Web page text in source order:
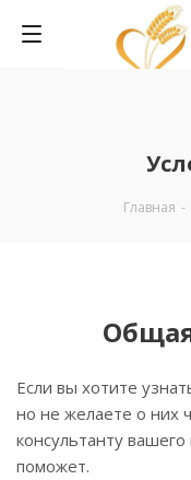
Главная -
Если вы хотите
но не желаете о них
консультанту
поможет.